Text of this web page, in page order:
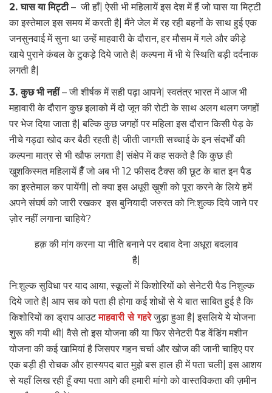
2. घास या मिट्टी– जी हाँ| ऐसी भी महिलायें इस देश में हैं जो घास या मिट्टी
का इस्तेमाल इस समय में करती है| मैंने जेल में रह रही बहनों के साथ हुई एक
जनसुनवाई में सुना था उन्हें माहवारी के दौरान, हर मौसम में गले और कीड़े
खाये पुराने कंबल के टुकड़े दिये जाते है| कल्पना में भी ये स्थिति बड़ी दर्दनाक
लगती है|
3. कुछ भी नहीं– जी शीर्षक में सही पढ़ा आपने| स्वतंत्र भारत में आज भी
महावारी के दौरान कुछ इलाको में दो जून की रोटी के साथ अलग थलग जगहों
पर भेज दिया जाता है| बल्कि कुछ जगहों पर महिला इस दौरान किसी पेड़ के
नीचे गड्ढा खोद कर बैठी रहती है| जीती जागती सच्चाई के इन संदर्भों की
कल्पना मात्र से भी खौफ लगता है| संक्षेप में कह सकते है कि कुछ ही
खुशकिस्मत महिलायें हैँ जो अब भी 12 फीसद टैक्स की छूट के बात इन पैड
का इस्तेमाल कर पायेंगी| तो क्या इस अधूरी ख़ुशी को पूरा करने के लिये हमें
अपने संघर्ष को जारी रखकर इस बुनियादी जरुरत को नि:शुल्क दिये जाने पर
ज़ोर नहीं लगाना चाहिये?
हक़ की मांग करना या नीति बनाने पर दबाव देना अधूरा बदलाव
है|
नि:शुल्क सुविधा पर याद आया, स्कूलों में किशोरियों को सेनेटरी पैड निशुल्क
दिये जाते है| आप सब को पता ही होगा कई शोधों से ये बात साबित हुई है कि
किशोरियों का ड्राप आउटमाहवारी से गहरे जुड़ा हुआ है| इसलिये ये योजना
शुरू की गयी थी| वैसे तो इस योजना की या फिर सेनेटरी पैड वेंडिंग मशीन
योजना की कई खामियां है जिसपर गहन चर्चा और खोज की जानी चाहिए पर
एक बड़ी ही रोचक और हास्यपद बात मुझे बस हाल ही में पता चली| इस आशय
से यहाँ लिख रही हूँ क्या पता आगे की हमारी मांगो को वास्तविकता की ज़मीन